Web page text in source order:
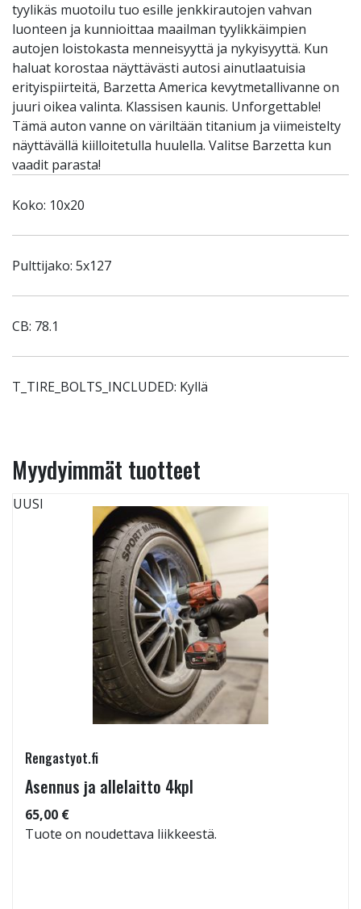
tyylikäs muotoilu tuo esille jenkkirautojen vahvan
luonteen ja kunnioittaa maailman tyylikkäimpien
autojen loistokasta menneisyyttä ja nykyisyyttä. Kun
haluat korostaa näyttävästi autosi ainutlaatuisia
erityispiirteitä, Barzetta America kevytmetallivanne on
juuri oikea valinta. Klassisen kaunis. Unforgettable!
Tämä auton vanne on väriltään titanium ja viimeistelty
näyttävällä kiilloitetulla huulella. Valitse Barzetta kun
vaadit parasta!
Koko: 10x20
Pulttijako: 5x127
CB: 78.1
T_TIRE_BOLTS_INCLUDED: Kyllä
Myydyimmät tuotteet
UUSI
Rengastyot.fi
Asennus ja allelaitto 4kpl
65,00 €
Tuote on noudettava liikkeestä.